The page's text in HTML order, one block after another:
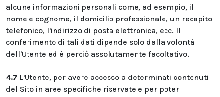
alcune informazioni personali come, ad esempio, il
nome e cognome, il domicilio professionale, un recapito
telefonico, l'indirizzo di posta elettronica, ecc. Il
conferimento di tali dati dipende solo dalla volontà
dell'Utente ed è perciò assolutamente facoltativo.
4.7 L'Utente, per avere accesso a determinati contenuti
del Sito in aree specifiche riservate e per poter